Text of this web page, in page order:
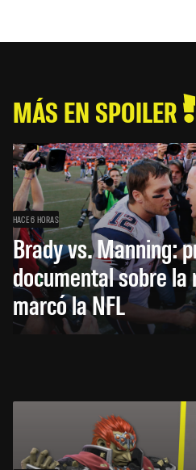
MÁS EN SPOILER
HACE 6 HORAS
Brady vs. Manning:
documental sobre la
marcó la NFL